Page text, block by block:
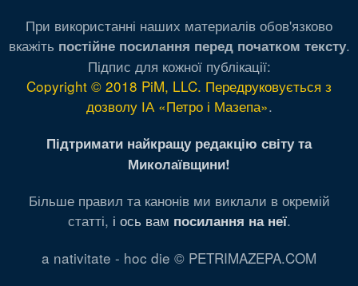
При використанні наших материалів обов'язково
вкажіть постійне посилання перед початком тексту.
Підпис для кожної публікації:
Copyright © 2018 PiM, LLC. Передруковується з
дозволу ІА «Петро і Мазепа».
Підтримати найкращу редакцію світу та
Миколаївщини!
Більше правил та канонів ми виклали в окремій
статті, і ось вам посилання на неї.
a nativitate - hoc die © PETRIMAZEPA.COM